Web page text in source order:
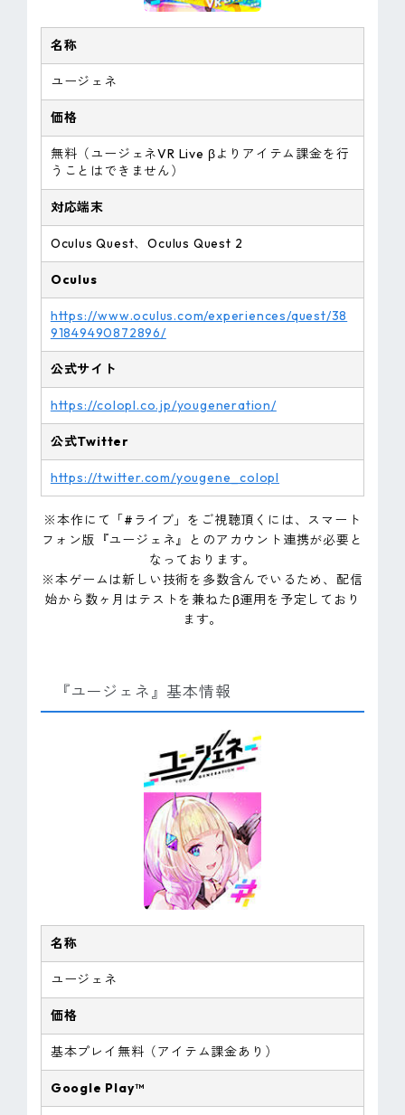
名称
ユージェネ
価格
無料（ユージェネVR Live βよりアイテム課金を行
うことはできません）
対応端末
Oculus Quest、Oculus Quest 2
Oculus
https://www.oculus.com/experiences/quest/38
91849490872896/
公式サイト
https://colopl.co.jp/yougeneration/
公式Twitter
https://twitter.com/yougene_colopl
※本作にて「#ライブ」をご視聴頂くには、スマート
フォン版『ユージェネ』とのアカウント連携が必要と
なっております。
※本ゲームは新しい技術を多数含んでいるため、配信
始から数ヶ月はテストを兼ねたβ運用を予定しており
ます。
『ユージェネ』基本情報
名称
ユージェネ
価格
基本プレイ無料（アイテム課金あり）
Google Play™